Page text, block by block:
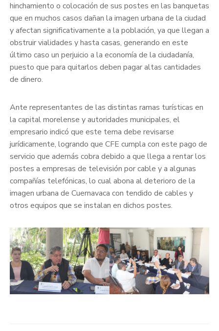
hinchamiento o colocación de sus postes en las banquetas
que en muchos casos dañan la imagen urbana de la ciudad
y afectan significativamente a la población, ya que llegan a
obstruir vialidades y hasta casas, generando en este
último caso un perjuicio a la economía de la ciudadanía,
puesto que para quitarlos deben pagar altas cantidades
de dinero.
Ante representantes de las distintas ramas turísticas en
la capital morelense y autoridades municipales, el
empresario indicó que este tema debe revisarse
jurídicamente, logrando que CFE cumpla con este pago de
servicio que además cobra debido a que llega a rentar los
postes a empresas de televisión por cable y a algunas
compañías telefónicas, lo cual abona al deterioro de la
imagen urbana de Cuernavaca con tendido de cables y
otros equipos que se instalan en dichos postes.